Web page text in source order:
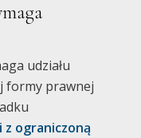
udziału
formy prawnej
z ograniczoną